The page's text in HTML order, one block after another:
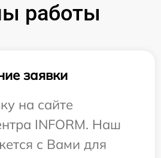
работы
заявки
на сайте
INFORM. Наш
с Вами для